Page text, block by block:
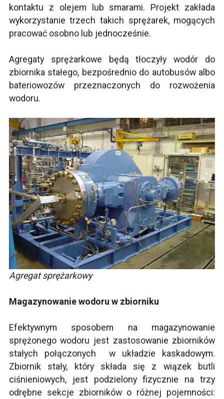
kontaktu z olejem lub smarami. Projekt zakłada
wykorzystanie trzech takich sprężarek, mogących
pracować osobno lub jednocześnie.
Agregaty sprężarkowe będą tłoczyły wodór do
zbiornika stałego, bezpośrednio do autobusów albo
bateriowozów przeznaczonych do rozwożenia
wodoru.
Agregat sprężarkowy
Magazynowanie wodoru w zbiorniku
Efektywnym sposobem na magazynowanie
sprężonego wodoru jest zastosowanie zbiorników
stałych połączonych w układzie kaskadowym.
Zbiornik stały, który składa się z wiązek butli
ciśnieniowych, jest podzielony fizycznie na trzy
odrębne sekcje zbiorników o różnej pojemności: